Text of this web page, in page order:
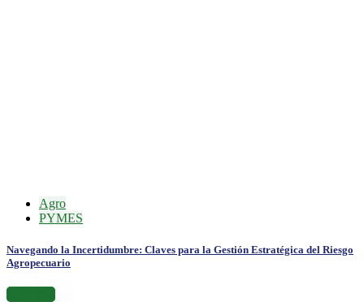
Agro
PYMES
Navegando la Incertidumbre: Claves para la Gestión Estratégica del Riesgo
Agropecuario